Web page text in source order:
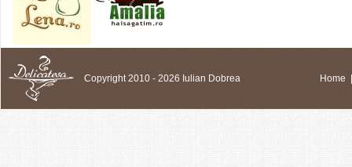
Copyright 2010 - 2026 Iulian Dobrea Home |